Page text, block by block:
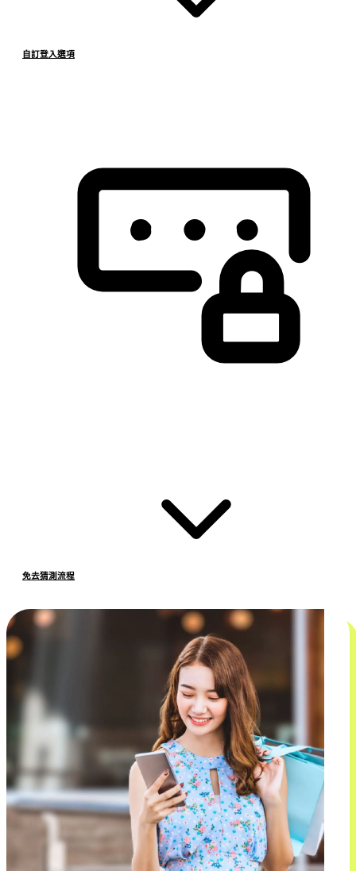
自訂登入選項
免去猜測流程